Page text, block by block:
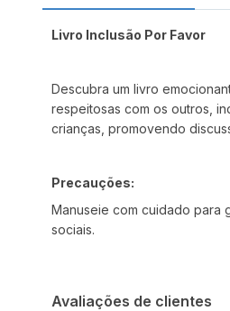
Livro Inclusão Por Favor
Descubra um livro
respeitosas com os outros,
crianças, promovendo
Precauções:
Manuseie com cuidado para
sociais.
Avaliações de clientes